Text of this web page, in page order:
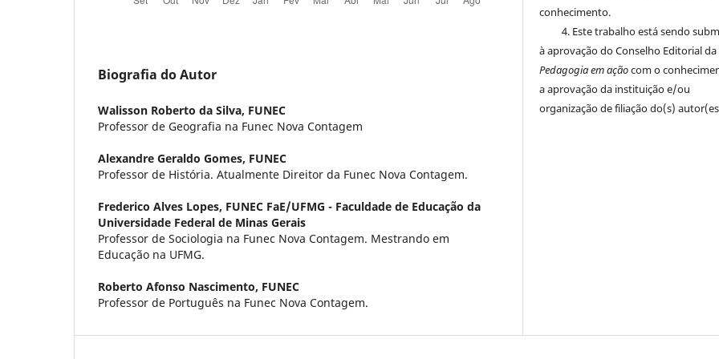
Biografia do Autor
Walisson Roberto da Silva, FUNEC
Professor de Geografia na Funec Nova Contagem
Alexandre Geraldo Gomes, FUNEC
Professor de História. Atualmente Direitor da Funec Nova Contagem.
Frederico Alves Lopes, FUNEC FaE/UFMG - Faculdade de Educação da
Universidade Federal de Minas Gerais
Professor de Sociologia na Funec Nova Contagem. Mestrando em
Educação na UFMG.
Roberto Afonso Nascimento, FUNEC
Professor de Português na Funec Nova Contagem.
conhecimento.
4. Este trabalho está sendo
à aprovação do Conselho Editorial da
Pedagogia em açãocom o
a aprovação da instituição e/ou
organização de filiação do(s)